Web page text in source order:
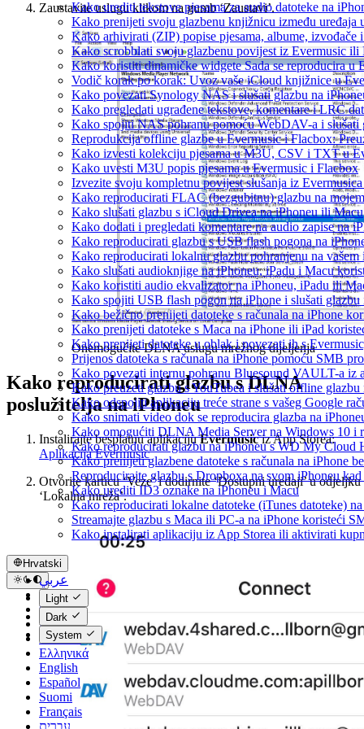
Kako urediti tekstove pjesama za audio datoteke na
Kako prenijeti svoju glazbenu knjižnicu između uređaja
Kako arhivirati (ZIP) popise pjesama, albume,
Kako scrobblati svoju glazbenu povijest iz Evermusic ili
Kako koristiti dinamičke widgete Sada se reproducira u
Vodič korak po korak: Uvoz vaše iCloud knjižnice u
Kako povezati Synology NAS i slušati glazbu na
Kako pregledati ugrađene tekstove, komentare i LRC
Kako spojiti NAS pohranu pomoću WebDAV-a i slušati
Reprodukcija offline glazbe u Evermusic i Flacbox:
Kako izvesti kolekciju pjesama u M3U, CSV i TXT u
Kako uvesti M3U popis pjesama u Evermusic i Flacbox
Izvezite svoju kompletnu povijest slušanja iz
Kako reproducirati FLAC (bezgubitnu) glazbu na
Kako slušati glazbu s iCloud Drivea na iPhoneu ili Macu
Kako dodati i pregledati komentare na audio zapise na
Kako reproducirati glazbu s USB flash pogona na
Kako reproducirati lokalnu glazbu pohranjenu na
Kako slušati audioknjige na iPhoneu, iPadu i Macu
Kako koristiti audio ekvalizator na iPhoneu, iPadu ili
Kako spojiti USB flash pogon na iPhone i slušati
Kako bežično prenijeti datoteke s računala na iPhone
Kako prenijeti datoteke s Maca na iPhone ili iPad
Kako prenijeti datoteke u oblak i povezati ih s
Prijenos datoteka s računala na iPhone pomoću SMB
Kako povezati internu pohranu Bluesound VAULT-a iz
Kako preuzeti glazbu s YouTubea i slušati offline glazbu
Kako odspojiti aplikaciju treće strane s vašeg Google
Kako snimati video dok se reproducira glazba na
Kako omogućiti DLNA Media Server na Windows 10 i
Kako reproducirati glazbu na iPhoneu s WD My Cloud
Kako prenijeti glazbene datoteke s računala na iPhone
Reproducirajte glazbu s Dropboxa na svom iPhoneu
Kako urediti ID3 oznake na iPhoneu i Macu
Kako reproducirati lokalne datoteke (iTunes datoteke)
Streamajte glazbu s Maca ili PC-a na iPhone koristeći
Kako instalirati aplikaciju iz App Storea ili aktivirati
Hrvatski
عربي
Català
Čeština
Dansk
Deutsch
Ελληνικά
English
Español
Suomi
Français
עברית
Light
Dark
System
Zaustavite uslugu klikom na gumb ‘Zaustavi’.
Onemogućite DLNA uslugu mrežnog dijeljenja
Kako reproducirati glazbu s DLNA
poslužitelja na iPhoneu
Instalirajte besplatnu aplikacijuEvermusiciz App Storea:
Aplikacija Evermusic
Otvorite karticu ‘Veze’ i dodirnite ‘Dostupni uređaji’ u odjeljku
‘Lokalna mreža’.